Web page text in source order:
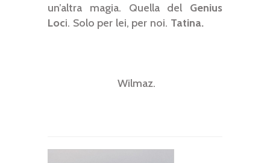
un’altra magia. Quella del Genius
Loci. Solo per lei, per noi. Tatina.
Wilmaz.